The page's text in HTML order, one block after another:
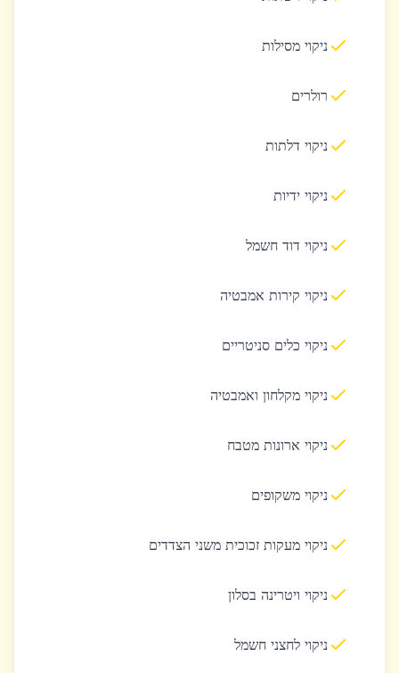
ניקוי מסילות
רולרים
ניקוי דלתות
ניקוי ידיות
ניקוי דוד חשמל
ניקוי קירות אמבטיה
ניקוי כלים סניטריים
ניקוי מקלחון ואמבטיה
ניקוי ארונות מטבח
ניקוי משקופים
ניקוי מעקות זכוכית משני הצדדים
ניקוי ויטרינה בסלון
ניקוי לחצני חשמל